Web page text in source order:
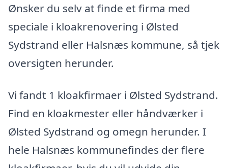
Ønsker du selv at finde et firma med
speciale i kloakrenovering i Ølsted
Sydstrand eller Halsnæs kommune, så tjek
oversigten herunder.
Vi fandt 1 kloakfirmaer i Ølsted Sydstrand.
Find en kloakmester eller håndværker i
Ølsted Sydstrand og omegn herunder. I
hele Halsnæs kommunefindes der flere